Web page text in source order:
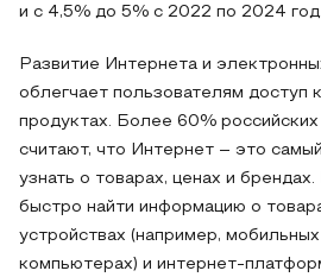
и с 4,5% до 5% с 2022 по 2024 год.
Развитие Интернета и
облегчает пользователям доступ
продуктах. Более 60%
считают, что Интернет – это
узнать о товарах, ценах и
быстро найти информацию о
устройствах (например,
компьютерах) и интернет-